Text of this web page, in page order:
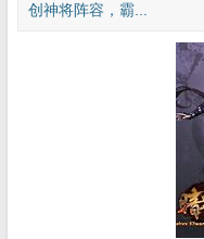
创神将阵容，霸...